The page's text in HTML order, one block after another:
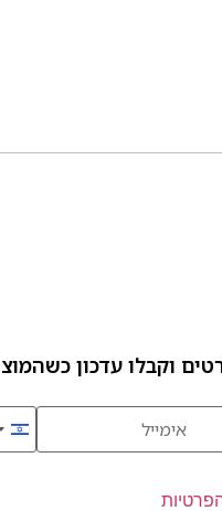
וקבלו עדכון